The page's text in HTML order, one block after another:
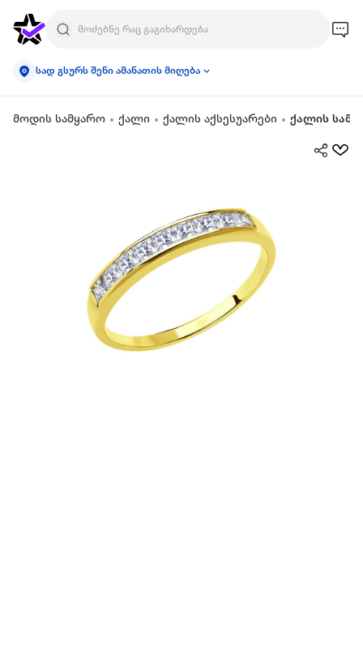
სად გსურს შენი ამანათის მიღება
მოდის სამყარო ქალი ქალის აქსესუარები ქალის